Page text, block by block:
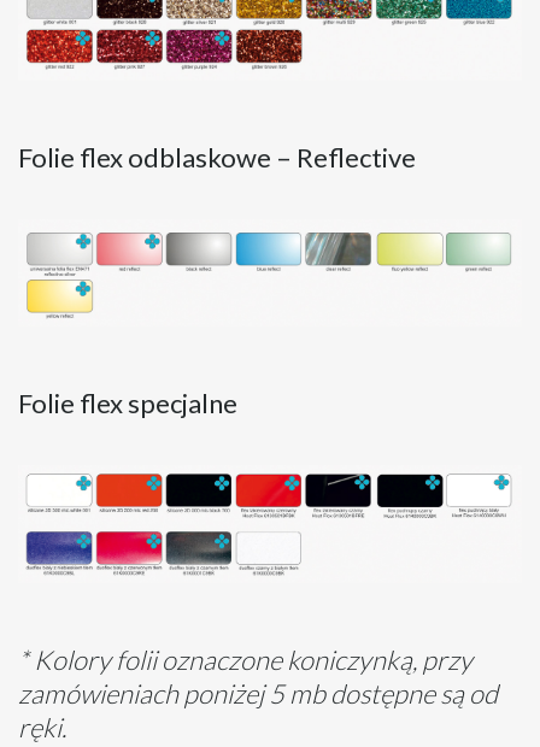
Folie flex odblaskowe – Reflective
Folie flex specjalne
* Kolory folii oznaczone koniczynką, przy
zamówieniach poniżej 5 mb dostępne są od
ręki.